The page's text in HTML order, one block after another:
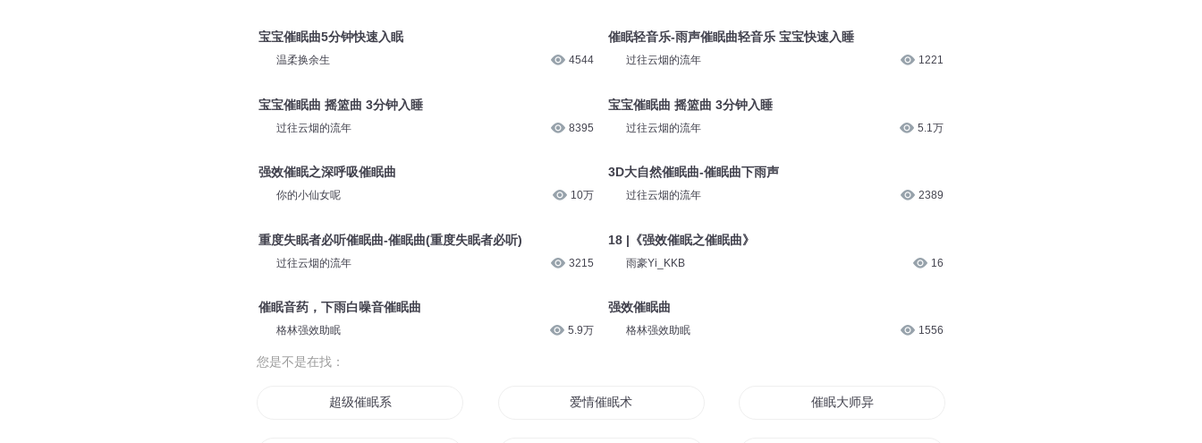
宝宝催眠曲5分钟快速入眠
温柔换余生 4544
宝宝催眠曲 摇篮曲 3分钟入睡
过往云烟的流年 8395
强效催眠之深呼吸催眠曲
你的小仙女呢 10万
重度失眠者必听催眠曲-催眠曲(重度失眠者必听)
过往云烟的流年 3215
催眠音药，下雨白噪音催眠曲
格林强效助眠 5.9万
催眠轻音乐-雨声催眠曲轻音乐 宝宝快速入睡
过往云烟的流年 1221
宝宝催眠曲 摇篮曲 3分钟入睡
过往云烟的流年 5.1万
3D大自然催眠曲-催眠曲下雨声
过往云烟的流年 2389
18 |《强效催眠之催眠曲》
雨豪Yi_KKB 16
强效催眠曲
格林强效助眠 1556
您是不是在找：
超级催眠系统 爱情催眠术 催眠大师异界行